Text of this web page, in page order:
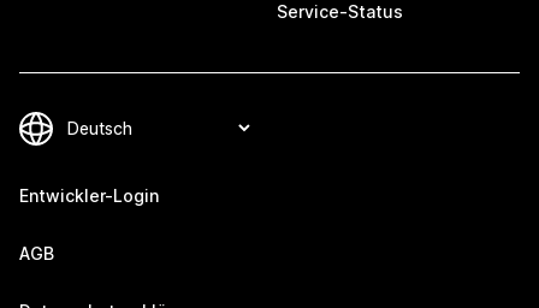
Service-Status
Entwickler-Login
AGB